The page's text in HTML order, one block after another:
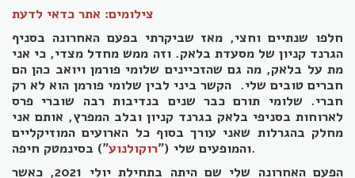
צילומים: אתר כדאי לדעת
חלפו שנתיים וחצי, מאז שביקרתי בפעם האחרונה בסניף
הגרנד קניון של מסעדת בלאק. וזה ממש מחדל מצדי, כי אני
מת על בלאק, מה גם שהזכיינים שלומי פורמן ויואב כהן הם
חברים טובים שלי. הקשר ביני לבין שלומי פורמן הוא לא רק
חברי. שלומי תורם כבר שנים בנדיבות רבה שוברי פרס
לארוחות בסניפי בלאק בגרנד קניון ובלב המפרץ, אותם אני
מחלק בהגרלות שאני עורך בסוף כל הארועים המוזיקליים
והמופעים שלי ("רוקולנוע
") בסינמטק חיפה.
הפעם האחרונה שלי שם היתה בתחילת יולי 2021, כאשר